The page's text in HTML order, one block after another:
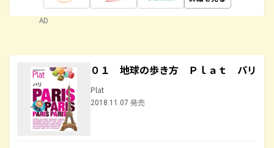
AD
０１ 地球の歩き方 Ｐｌａｔ パリ
Plat
2018.11.07 発売